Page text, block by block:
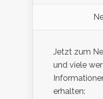
Jetzt zum
und viele
erhalten: